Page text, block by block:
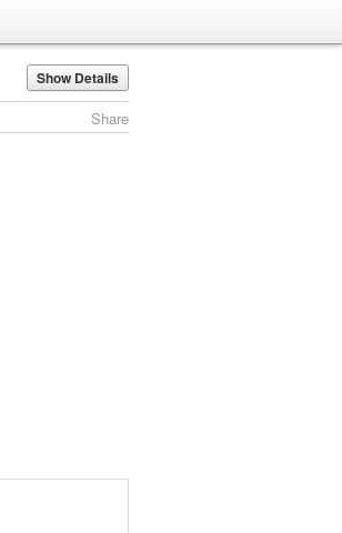
Show Details
Share